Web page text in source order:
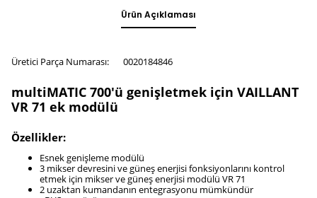
Ürün Açıklaması
Üretici Parça Numarası: 0020184846
multiMATIC 700'ü genişletmek için VAILLANT
VR 71 ek modülü
Özellikler:
Esnek genişleme modülü
3 mikser devresini ve güneş enerjisi fonksiyonlarını kontrol
etmek için mikser ve güneş enerjisi modülü VR 71
2 uzaktan kumandanın entegrasyonu mümkündür